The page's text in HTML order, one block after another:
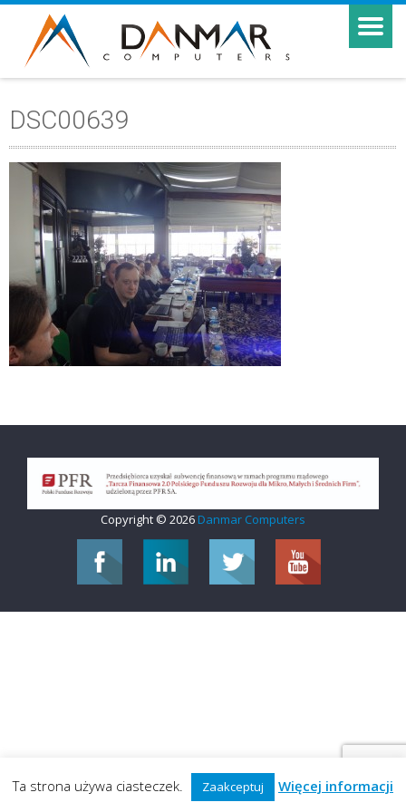
DSC00639
Copyright © 2026 Danmar Computers
Ta strona używa ciasteczek. Zaakceptuj Więcej informacji